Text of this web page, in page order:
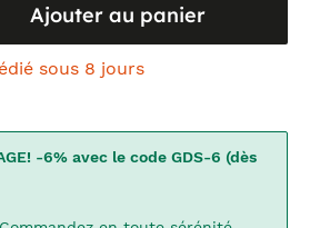
Ajouter au panier
sous 8 jours
-6% avec le code GDS-6 (dès